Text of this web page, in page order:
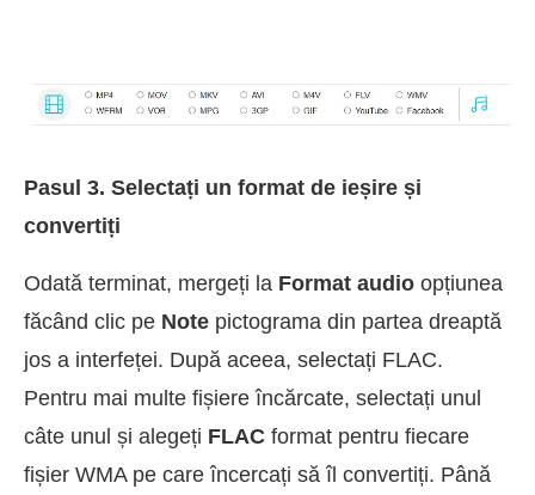
Pasul 3. Selectați un format de ieșire și
convertiți
Odată terminat, mergeți la Format audio opțiunea
făcând clic pe Note pictograma din partea dreaptă
jos a interfeței. După aceea, selectați FLAC.
Pentru mai multe fișiere încărcate, selectați unul
câte unul și alegeți FLAC format pentru fiecare
fișier WMA pe care încercați să îl convertiți. Până